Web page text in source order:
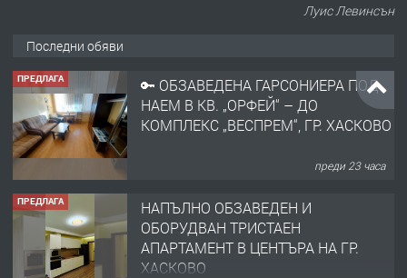
Луис Левинсън
Последни обяви
ПРЕДЛАГА
🔑 ОБЗАВЕДЕНА ГАРСОНИЕРА ПОД
НАЕМ В КВ. „ОРФЕЙ“ – ДО
КОМПЛЕКС „ВЕСПРЕМ“, ГР. ХАСКОВО
преди 23 часа
ПРЕДЛАГА
НАПЪЛНО ОБЗАВЕДЕН И
ОБОРУДВАН ТРИСТАЕН
АПАРТАМЕНТ В ЦЕНТЪРА НА ГР.
ХАСКОВО